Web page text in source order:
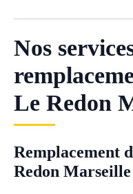
Nos
Le Redon
Remplacement
Redon Marseille